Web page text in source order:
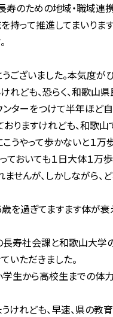
のための地域・職域連
持って推進してまいります
ざいました。本気度がひ
ども、恐らく、和歌山
ンターをつけて半年ほ
おりますけれども、和
うやって歩かないと１
ておいても１日大体１
せんが、しかしながら
を過ぎてますます体が
長寿社会課と和歌山大
いただきました。
生から高校生までの体
けれども、早速、県の